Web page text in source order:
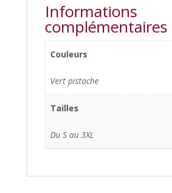
Informations
complémentaires
Couleurs
Vert pistache
Tailles
Du S au 3XL